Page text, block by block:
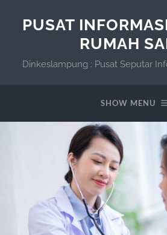
PUSAT
RUMAH
Dinkeslampung : Pusat Seputar
SHOW MENU